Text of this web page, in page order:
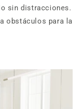
sin distracciones.
obstáculos para la